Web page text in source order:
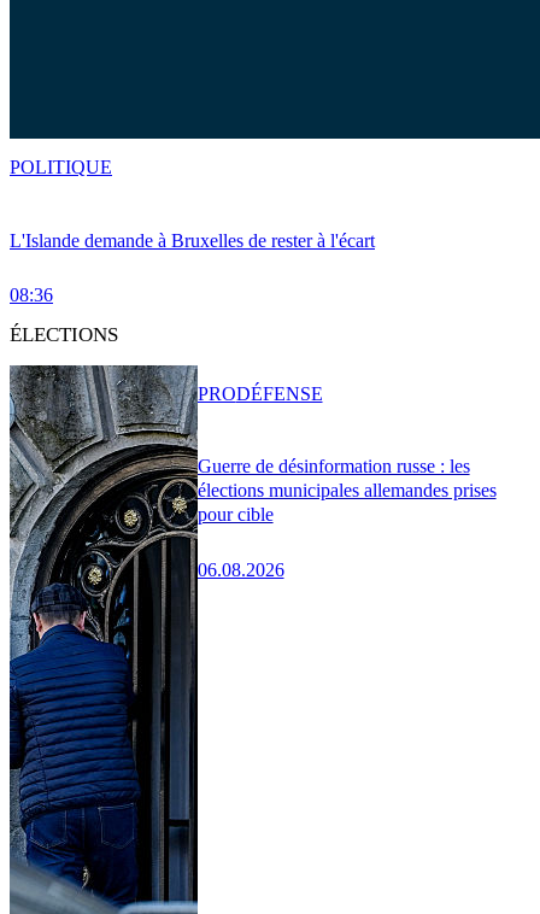
L'Islande demande à Bruxelles de rester à l'écart
08:36
POLITIQUE
ÉLECTIONS
Guerre de désinformation russe : les
élections municipales allemandes prises
pour cible
06.08.2026
PRODÉFENSE